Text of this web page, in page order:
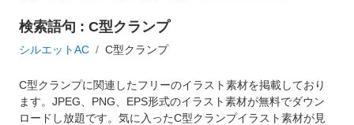
検索語句 : C型クランプ
シルエットAC C型クランプ
C型クランプに関連したフリーのイラスト素材を掲載しており
ます。JPEG、PNG、EPS形式のイラスト素材が無料でダウン
ロードし放題です。気に入ったC型クランプイラスト素材が見